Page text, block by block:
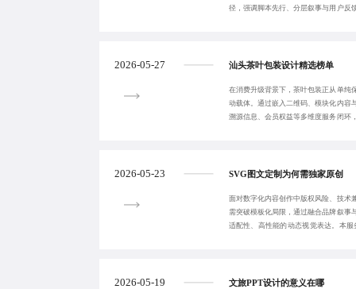
径，强调脚本先行、分层叙事与用户反
2026-05-27 汕头茶叶包装设计精选榜单
在消费升级背景下，茶叶包装正从单纯
动载体。通过嵌入二维码、模块化内容
溯源信息、会员权益等多维度服务闭环
2026-05-23 SVG图文定制为何需独家原创
面对数字化内容创作中版权风险、技术
需突破模板化局限，通过融合品牌叙事
适配性、高性能的动态视觉表达。本
2026-05-19 文旅PPT设计的意义在哪